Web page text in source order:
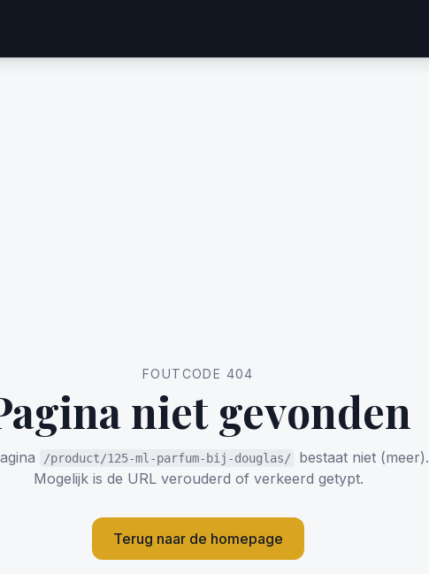
FOUTCODE 404
niet gevonden
/product/125-ml-parfum-bij-douglas/
bestaat niet (meer).
Mogelijk is de URL verouderd of verkeerd getypt.
Terug naar de homepage